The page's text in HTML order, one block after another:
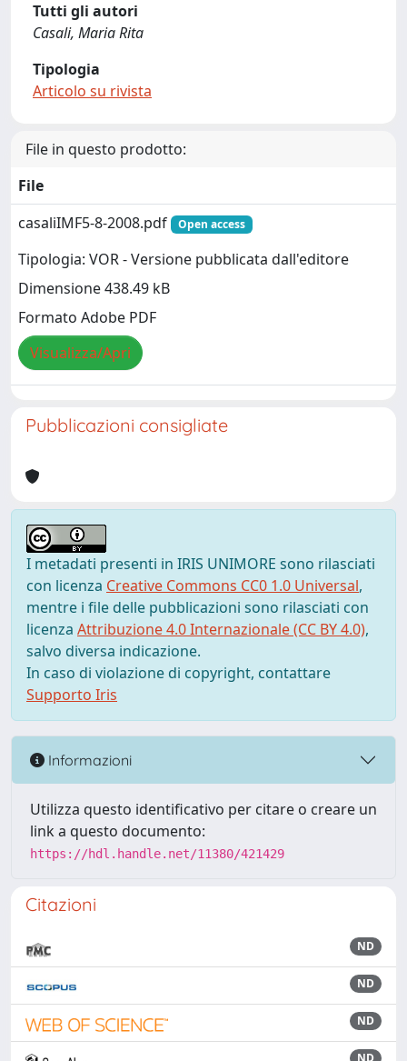
Tutti gli autori
Casali, Maria Rita
Tipologia
Articolo su rivista
File in questo prodotto:
File
casaliIMF5-8-2008.pdf
Open access
Tipologia: VOR - Versione pubblicata dall'editore
Dimensione 438.49 kB
Formato Adobe PDF
Visualizza/Apri
Pubblicazioni consigliate
I metadati presenti in IRIS UNIMORE sono rilasciati
con licenza Creative Commons CC0 1.0 Universal,
mentre i file delle pubblicazioni sono rilasciati con
licenza Attribuzione 4.0 Internazionale (CC BY 4.0),
salvo diversa indicazione.
In caso di violazione di copyright, contattare
Supporto Iris
Informazioni
Utilizza questo identificativo per citare o creare un
link a questo documento:
https://hdl.handle.net/11380/421429
Citazioni
ND
ND
ND